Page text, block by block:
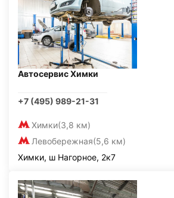
Автосервис Химки
+7 (495) 989-21-31
Химки(3,8 км)
Левобережная(5,6 км)
Химки, ш Нагорное, 2к7